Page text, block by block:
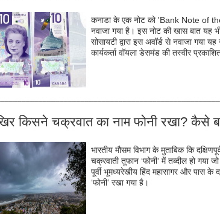
कनाडा के एक नोट को 'Bank Note of
नवाजा गया है। इस नोट की खास बात यह
सोसायटी द्वारा इस अवॉर्ड से नवाजा गया
कार्यकर्ता वॉयला डेसमंड की तस्‍वीर
किसने चक्रवात का नाम फोनी रखा? कैसे
भारतीय मौसम विभाग के मुताबिक कि
चक्रवाती तूफान ‘फोनी’ में तब्दील हो गया
पूर्वी भूमध्यरेखीय हिंद महासागर और पास के
‘फोनी’ रखा गया है।